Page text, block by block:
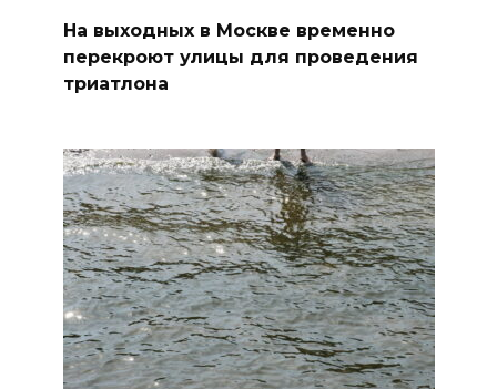
На выходных в Москве временно
перекроют улицы для проведения
триатлона